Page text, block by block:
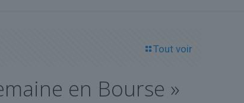
Tout voir
en Bourse »